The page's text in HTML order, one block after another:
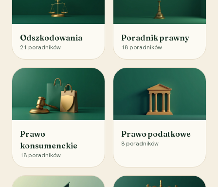
Odszkodowania
21 poradników
Poradnik prawny
18 poradników
Prawo
konsumenckie
18 poradników
Prawo podatkowe
8 poradników